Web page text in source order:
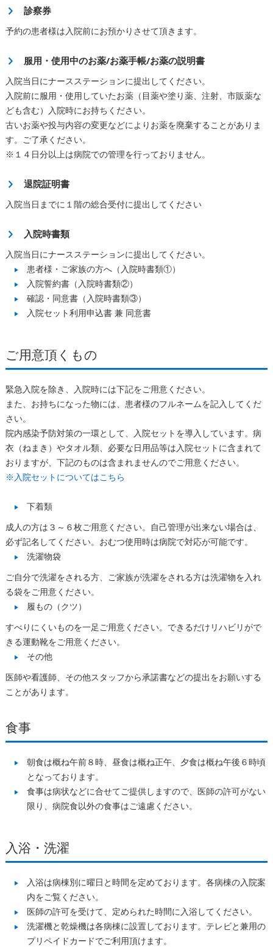
診察券
予約の患者様は入院前にお預かりさせて頂きます。
服用・使用中のお薬/お薬手帳/お薬の説明書
入院当日にナースステーションに提出してください。
入院前に服用・使用していたお薬（目薬や塗り薬、注射、市販薬な
ども含む）入院時にお持ちください。
古いお薬や投与内容の変更などによりお薬を廃棄することがありま
す。ご了承ください。
※１４日分以上は病院での管理を行っておりません。
退院証明書
入院当日までに１階の総合受付に提出してください
入院時書類
入院当日にナースステーションに提出してください。
患者様・ご家族の方へ（入院時書類①）
入院誓約書（入院時書類②）
確認・同意書（入院時書類③）
入院セット利用申込書 兼 同意書
ご用意頂くもの
緊急入院を除き、入院時には下記をご用意ください。
また、お持ちになった物には、患者様のフルネームを記入してくだ
さい。
院内感染予防対策の一環として、入院セットを導入しています。病
衣（ねまき）やタオル類、必要な日用品等は入院セットに含まれて
おりますが、下記のものは含まれませんのでご用意ください。
※入院セットについてはこちら
下着類
成人の方は３～６枚ご用意ください。自己管理が出来ない場合は、
必ず記名してください。おむつ使用時は病院で対応が可能です。
洗濯物袋
ご自分で洗濯をされる方、ご家族が洗濯をされる方は洗濯物を入れ
る袋をご用意ください。
履もの（クツ）
すべりにくいものを一足ご用意ください。できるだけリハビリがで
きる運動靴をご用意ください。
その他
医師や看護師、その他スタッフから承諾書などの提出をお願いする
ことがあります。
食事
朝食は概ね午前８時、昼食は概ね正午、夕食は概ね午後６時頃
となっております。
食事は病状などに合せてご提供しますので、医師の許可がない
限り、病院食以外の食事はご遠慮ください。
入浴・洗濯
入浴は病棟別に曜日と時間を定めております。各病棟の入院案
内をご覧ください。
医師の許可を受けて、定められた時間に入浴してください。
洗濯機と乾燥機は各病棟に設置しております。テレビと兼用の
プリペイドカードでご利用頂けます。